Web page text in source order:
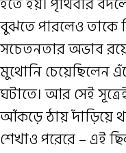
বুঝতে পারলেও তাকে
সচেতনতার অভাব
মুথোনি চেয়েছিলেন
ঘটাতে। আর সেই
আঁকড়ে ঠায় দাঁড়িয়ে
শেখাও পরেরে – এই